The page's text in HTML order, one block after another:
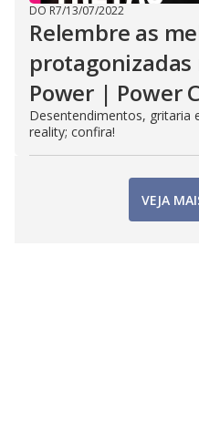
DO R7/13/07/2022
Relembre as
protagonizadas
Power | Power
Desentendimentos, gritaria
reality; confira!
VEJA